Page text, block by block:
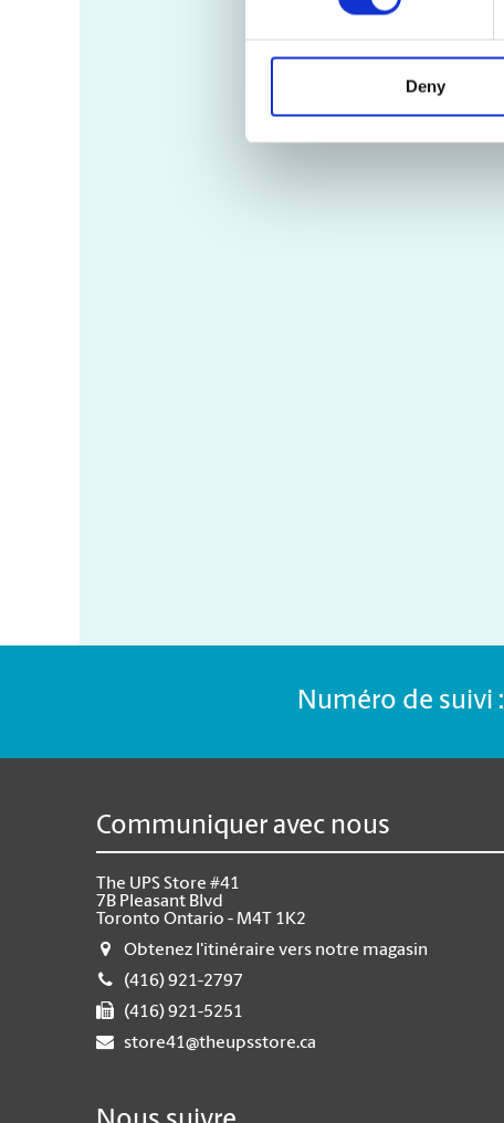
Deny
Numéro de suivi :
Communiquer avec nous
The UPS Store #41
7B Pleasant Blvd
Toronto Ontario - M4T 1K2
Obtenez l'itinéraire vers notre magasin
(416) 921-2797
(416) 921-5251
store41@theupsstore.ca